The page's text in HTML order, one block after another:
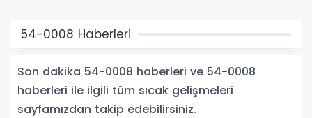
54-0008 Haberleri
Son dakika 54-0008 haberleri ve 54-0008
haberleri ile ilgili tüm sıcak gelişmeleri
sayfamızdan takip edebilirsiniz.